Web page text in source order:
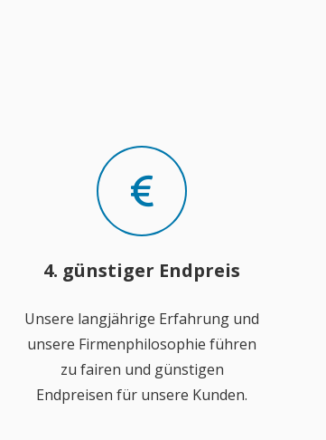
4. günstiger Endpreis
Unsere langjährige Erfahrung und
unsere Firmenphilosophie führen
zu fairen und günstigen
Endpreisen für unsere Kunden.